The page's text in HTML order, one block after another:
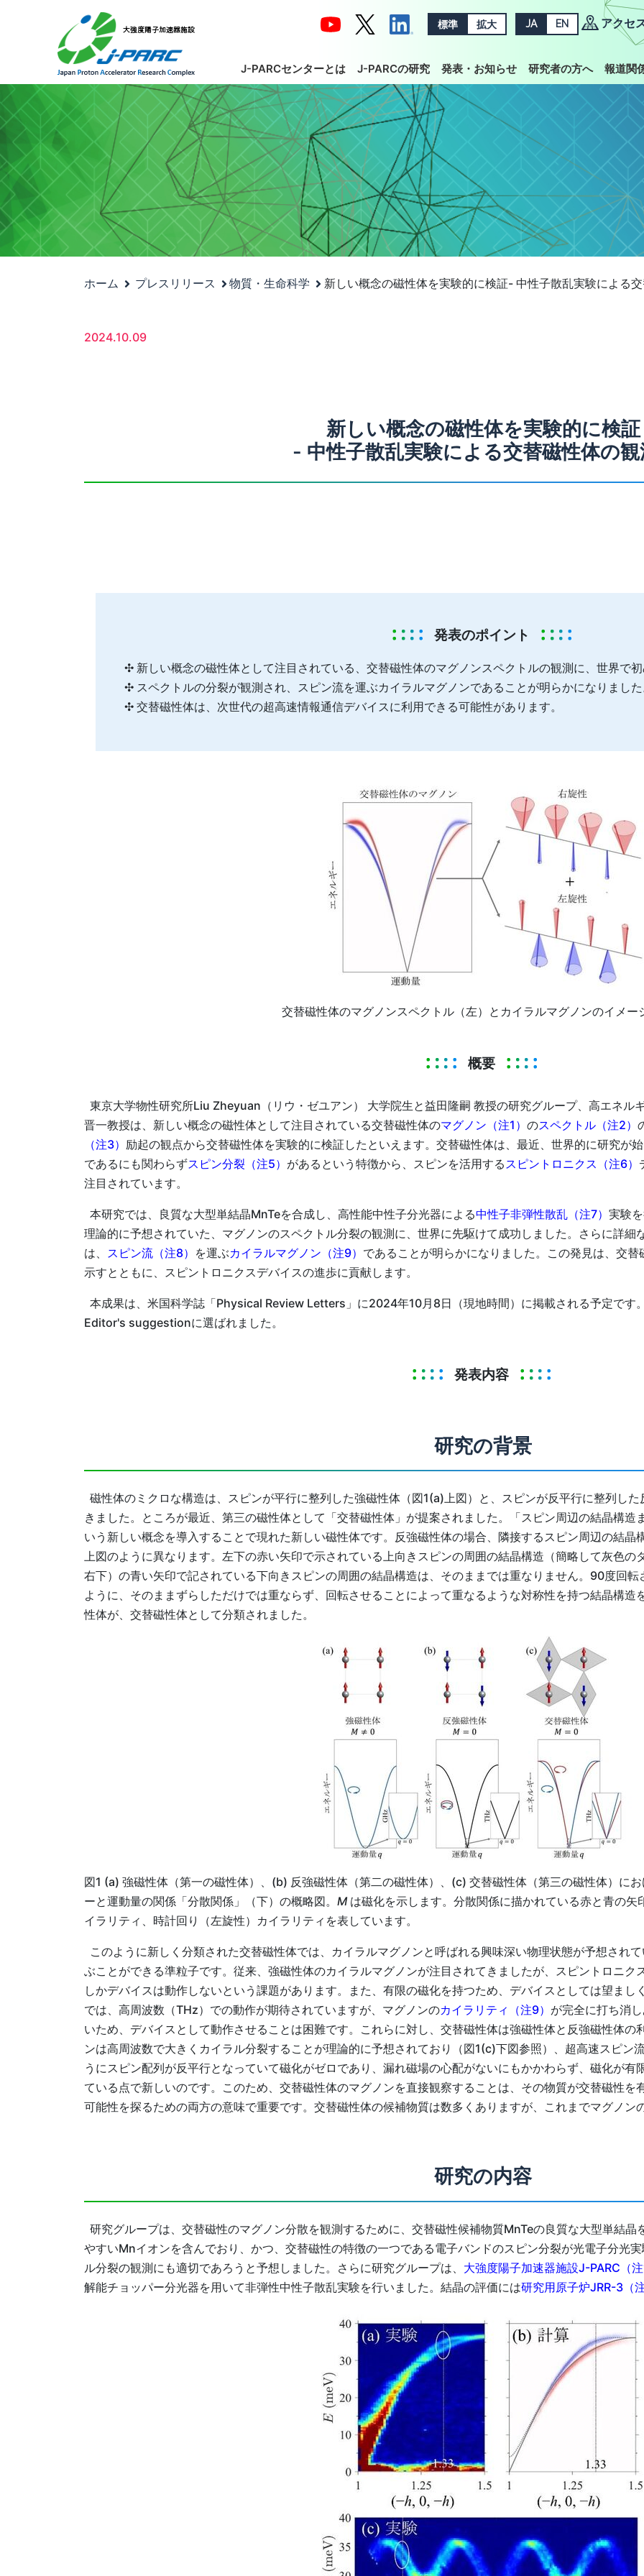
標準 拡大 JA EN アクセ
J-PARCセンターとは J-PARCの研究 発表・お知らせ 研究者の方へ 報道関
ホーム プレスリリース 物質・生命科学 新しい概念の磁性体を実験的に検証- 中性子散乱実験による
2024.10.09
新しい概念の磁性体を実験的に検証
- 中性子散乱実験による交替磁性体の
発表のポイント
✣ 新しい概念の磁性体として注目されている、交替磁性体のマグノンスペクトルの観測に、世界で初
✣ スペクトルの分裂が観測され、スピン流を運ぶカイラルマグノンであることが明らかになりました
✣ 交替磁性体は、次世代の超高速情報通信デバイスに利用できる可能性があります。
交替磁性体のマグノンスペクトル（左）とカイラルマグノンのイメー
概要
東京大学物性研究所Liu Zheyuan（リウ・ゼユアン） 大学院生と益田隆嗣 教授の研究グループ、高エネル
晋一教授は、新しい概念の磁性体として注目されている交替磁性体のマグノン（注1） のスペクトル（注2）
（注3） 励起の観点から交替磁性体を実験的に検証したといえます。交替磁性体は、最近、世界的に研究が始
であるにも関わらずスピン分裂（注5） があるという特徴から、スピンを活用する スピントロニクス（注6）
注目されています。
本研究では、良質な大型単結晶MnTeを合成し、高性能中性子分光器による中性子非弾性散乱（注7） 実験
理論的に予想されていた、マグノンのスペクトル分裂の観測に、世界に先駆けて成功しました。さらに詳細
は、 スピン流（注8） を運ぶカイラルマグノン（注9） であることが明らかになりました。この発見は、交
示すとともに、スピントロニクスデバイスの進歩に貢献します。
本成果は、米国科学誌「Physical Review Letters」に2024年10月8日（現地時間）に掲載される予定です
Editor's suggestionに選ばれました。
発表内容
研究の背景
磁性体のミクロな構造は、スピンが平行に整列した強磁性体（図1(a)上図）と、スピンが反平行に整列し
きました。ところが最近、第三の磁性体として「交替磁性体」が提案されました。「スピン周辺の結晶構造
いう新しい概念を導入することで現れた新しい磁性体です。反強磁性体の場合、隣接するスピン周辺の結
上図のように異なります。左下の赤い矢印で示されている上向きスピンの周囲の結晶構造（簡略して灰色の
右下）の青い矢印で記されている下向きスピンの周囲の結晶構造は、そのままでは重なりません。90度回
ように、そのままずらしただけでは重ならず、回転させることによって重なるような対称性を持つ結晶構
性体が、交替磁性体として分類されました。
図1 (a) 強磁性体（第一の磁性体）、(b) 反強磁性体（第二の磁性体）、(c) 交替磁性体（第三の磁性体）に
ーと運動量の関係「分散関係」（下）の概略図。 Mは磁化を示します。分散関係に描かれている赤と青の矢
イラリティ、時計回り（左旋性）カイラリティを表しています。
このように新しく分類された交替磁性体では、カイラルマグノンと呼ばれる興味深い物理状態が予想され
ぶことができる準粒子です。従来、強磁性体のカイラルマグノンが注目されてきましたが、スピントロニ
しかデバイスは動作しないという課題があります。また、有限の磁化を持つため、デバイスとしては望ま
では、高周波数（THz）での動作が期待されていますが、マグノンのカイラリティ（注9） が完全に打ち消
いため、デバイスとして動作させることは困難です。これらに対し、交替磁性体は強磁性体と反強磁性体の
ンは高周波数で大きくカイラル分裂することが理論的に予想されており（図1(c)下図参照）、超高速スピン
うにスピン配列が反平行となっていて磁化がゼロであり、漏れ磁場の心配がないにもかかわらず、磁化が有
ている点で新しいのです。このため、交替磁性体のマグノンを直接観察することは、その物質が交替磁性
可能性を探るための両方の意味で重要です。交替磁性体の候補物質は数多くありますが、これまでマグノン
研究の内容
研究グループは、交替磁性のマグノン分散を観測するために、交替磁性候補物質MnTeの良質な大型単結
やすいMnイオンを含んでおり、かつ、交替磁性の特徴の一つである電子バンドのスピン分裂が光電子分光
ル分裂の観測にも適切であろうと予想しました。さらに研究グループは、 大強度陽子加速器施設J-PARC（注
解能チョッパー分光器を用いて非弾性中性子散乱実験を行いました。結晶の評価には研究用原子炉JRR-3（注